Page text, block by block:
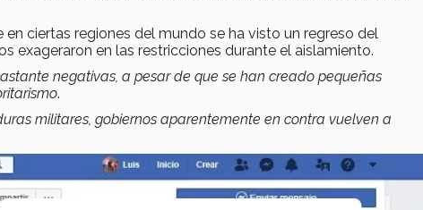
ciertas regiones del mundo se ha visto un regreso del
exageraron en las restricciones durante el aislamiento.
negativas, a pesar de que se han creado pequeñas
.
militares, gobiernos aparentemente en contra vuelven a